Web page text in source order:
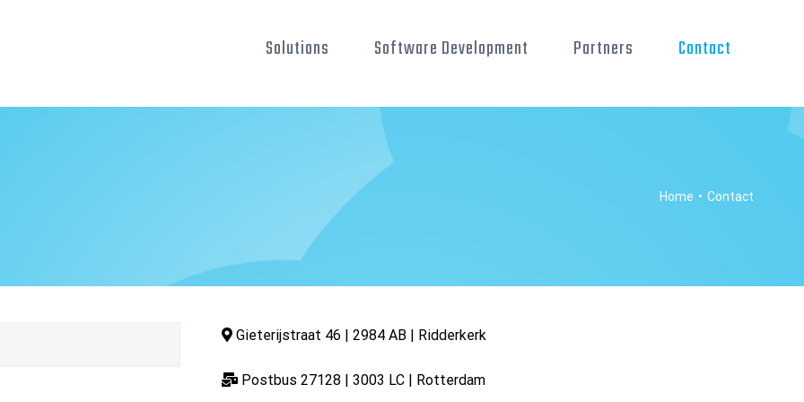
Solutions Software Development Partners Contact
Home • Contact
Gieterijstraat 46 | 2984 AB | Ridderkerk
Postbus 27128 | 3003 LC | Rotterdam